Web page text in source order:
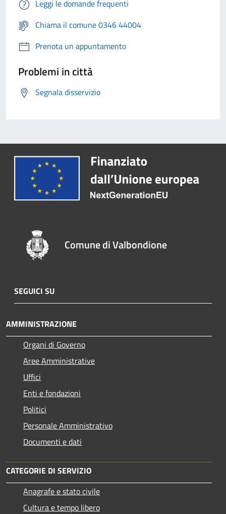
Leggi le domande frequenti
Chiama il comune 0346 44004
Prenota un appuntamento
Problemi in città
Segnala disservizio
Comune di Valbondione
SEGUICI SU
AMMINISTRAZIONE
Organi di Governo
Aree Amministrative
Uffici
Enti e fondazioni
Politici
Personale Amministrativo
Documenti e dati
CATEGORIE DI SERVIZIO
Anagrafe e stato civile
Cultura e tempo libero